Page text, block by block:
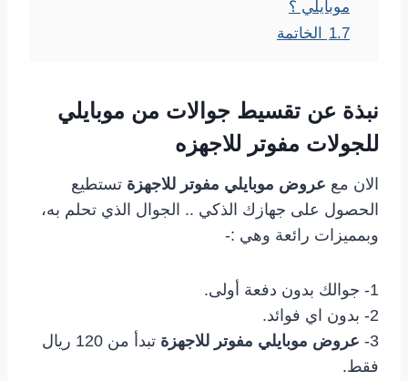
موبايلي ؟
1.7
الخاتمة
نبذة عن تقسيط جوالات من موبايلي
للجولات مفوتر للاجهز ه
الان مع عروض موبايلي مفوتر للاجهزة تستطيع
الحصول على جهازك الذكي .. الجوال الذي تحلم به،
وبمميزات رائعة وهي :-
1- جوالك بدون دفعة أولى.
2- بدون اي فوائد.
3-
عروض موبايلي مفوتر للاجهزة
تبدأ من 120 ريال
فقط.